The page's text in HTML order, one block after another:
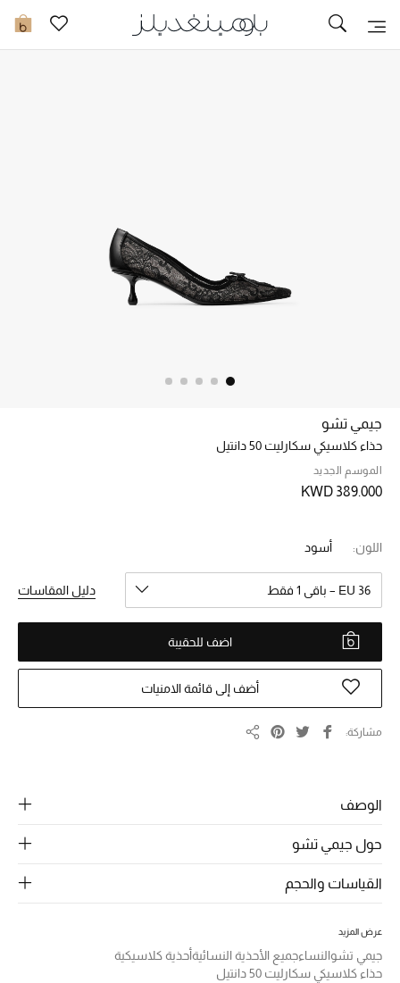
0 تخفيضات
خصم حتى 70%
تسوقوا الآن
ما وصلنا حديثاً
الموسم الجديد
النساء
الرجال
الجمال
الأطفال
مستلزمات المنزل
المجوهرات
جيمي تشو
حذاء كلاسيكي سكارليت 50 دانتيل
الموسم الجديد
KWD 389.000
اللون: أسود
EU 36 – باقي 1 فقط دليل المقاسات
اضف للحقيبة
أضف إلى قائمة الامنيات
مشاركة
الوصف
حول جيمي تشو
القياسات والحجم
عرض المزيد
جيمي تشوالنساءجميع الأحذية النسائيةأحذية كلاسيكية
حذاء كلاسيكي سكارليت 50 دانتيل